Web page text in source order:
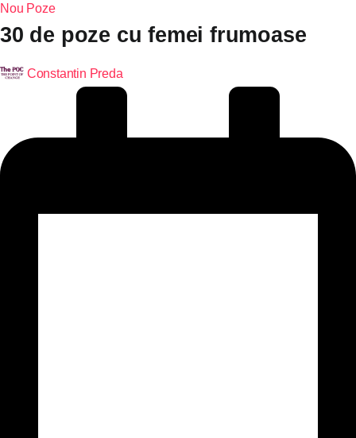
Nou Poze
30 de poze cu femei frumoase
Constantin Preda